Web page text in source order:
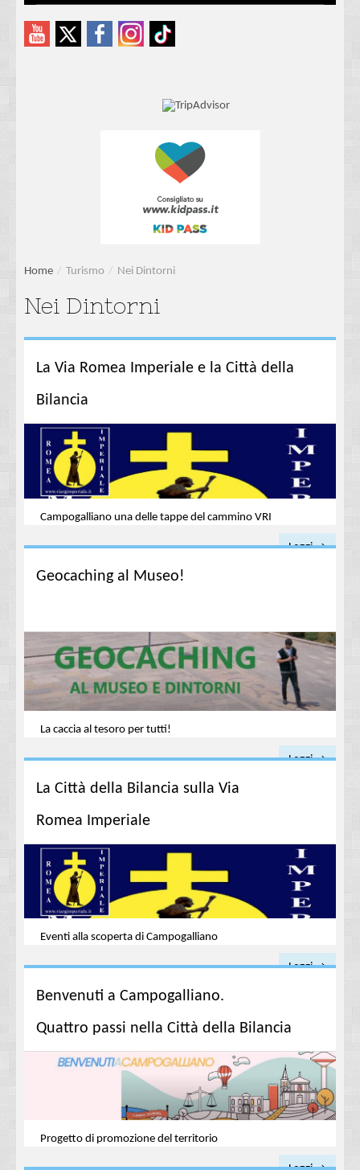
Home / Turismo / Nei Dintorni
Nei Dintorni
La Via Romea Imperiale e la Città della
Bilancia
Campogalliano una delle tappe del cammino VRI
Leggi →
Geocaching al Museo!
La caccia al tesoro per tutti!
Leggi →
La Città della Bilancia sulla Via
Romea Imperiale
Eventi alla scoperta di Campogalliano
Leggi →
Benvenuti a Campogalliano.
Quattro passi nella Città della Bilancia
Progetto di promozione del territorio